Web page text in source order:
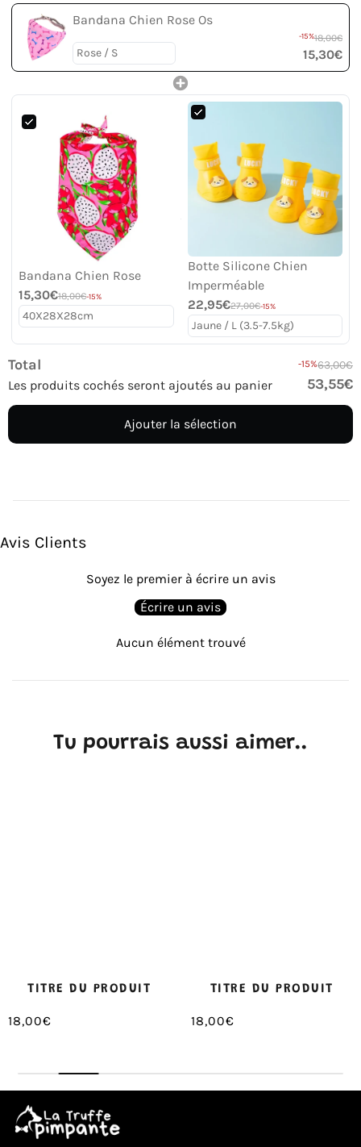
Bandana Chien Rose Os
-15%18,00€
15,30€
Bandana Chien Rose
15,30€18,00€-15%
Botte Silicone Chien
Imperméable
22,95€27,00€-15%
Total
Les produits cochés seront ajoutés au panier
-15%63,00€
53,55€
Ajouter la sélection
Avis Clients
Soyez le premier à écrire un avis
Écrire un avis
Aucun élément trouvé
Tu pourrais aussi aimer..
TITRE DU PRODUIT
18,00€
/
TITRE DU PRODUIT
18,00€
/